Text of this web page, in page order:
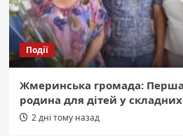
Події
Жмеринська громада:
родина для дітей у
2 дні тому назад